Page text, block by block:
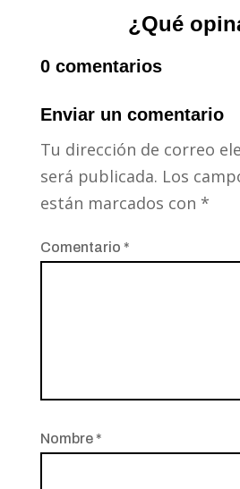
¿Qué
0 comentarios
Enviar un comentario
Tu dirección de correo
será publicada. Los
están marcados con *
Comentario *
Nombre *